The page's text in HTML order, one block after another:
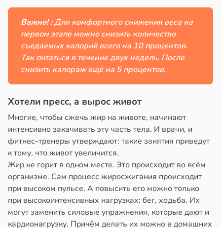
Важно! :Для комфортного снижения веса на
первом этапе можно снизить количество
съедаемых калорий всего на 10 процентов.
Так питаться в течение двух недель. После
снизить калораж ещё на 5 процентов.
Хотели пресс, а вырос живот
Многие, чтобы сжечь жир на животе, начинают
интенсивно закачивать эту часть тела. И врачи, и
фитнес-тренеры утверждают: такие занятия приведут
к тому, что живот увеличится.
Жир не горит в одном месте. Это происходит во всём
организме. Сам процесс жиросжигания происходит
при высоком пульсе. А повысить его можно только
при высокоинтенсивных нагрузках: бег, ходьба. Их
могут заменить силовые упражнения, которые дают и
кардионагрузку. Причём делать их можно в домашних